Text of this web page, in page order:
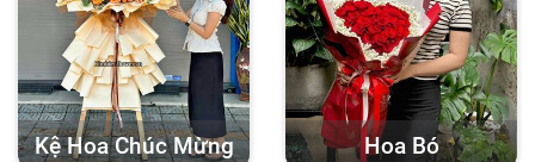
Kệ Hoa Chúc Mừng Hoa Bó